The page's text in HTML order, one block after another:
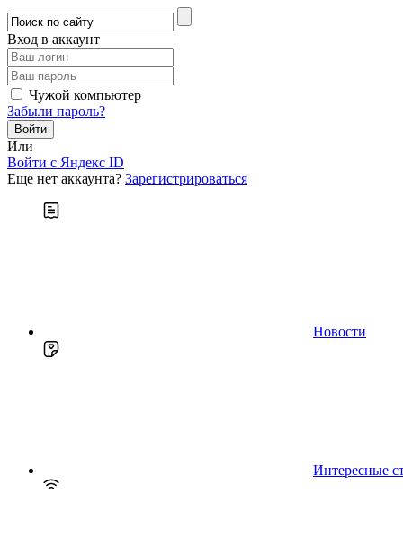
Вход в аккаунт
Чужой компьютер
Забыли пароль?
Или
Войти c Яндекс ID
Еще нет аккаунта? Зарегистрироваться
Новости
Интересные